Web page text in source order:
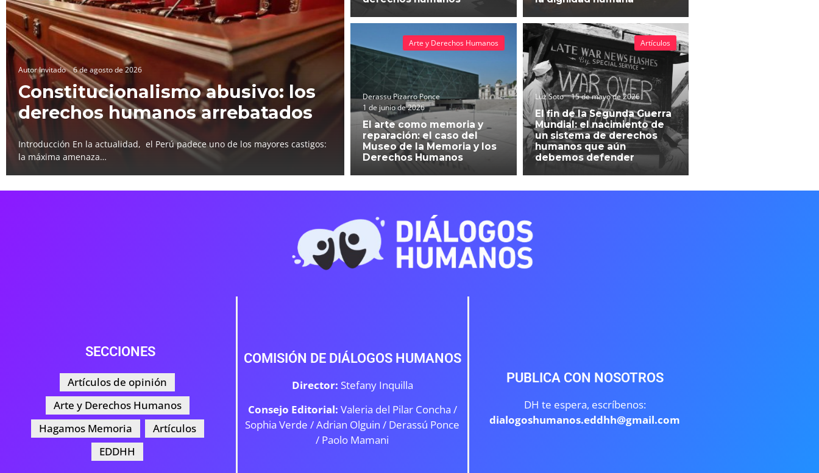
Autor Invitado 6 de agosto de 2026
Constitucionalismo abusivo: los
derechos humanos arrebatados
Introducción En la actualidad, el Perú padece uno de los mayores castigos:
la máxima amenaza…
Derassu Pizarro Ponce
1 de junio de 2026
El arte como memoria y
reparación: el caso del
Museo de la Memoria y los
Derechos Humanos
Arte y Derechos Humanos
Luz Soto 15 de mayo de 2026
El fin de la Segunda Guerra
Mundial: el nacimiento de
un sistema de derechos
humanos que aún
debemos defender
Artículos
SECCIONES
Artículos de opinión
Arte y Derechos Humanos
Hagamos Memoria
Artículos
EDDHH
COMISIÓN DE DIÁLOGOS HUMANOS
Director: Stefany Inquilla
Consejo Editorial: Valeria del Pilar Concha /
Sophia Verde /Adrian Olguin / Derassú Ponce
/ Paolo Mamani
PUBLICA CON NOSOTROS
DH te espera, escríbenos:
dialogoshumanos.eddhh@gmail.com